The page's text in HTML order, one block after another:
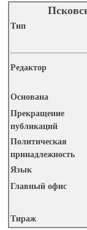
Tип
Редактор
Основана
Прекращение
публикаций
Политическая
принадлежность
Язык
Главный офис
Тираж